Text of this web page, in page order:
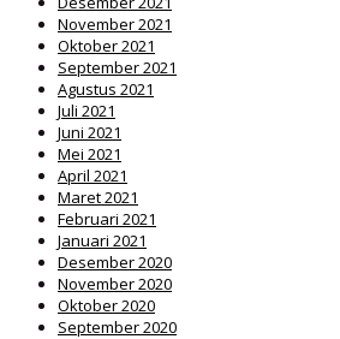
November 2021
Oktober 2021
September 2021
Agustus 2021
Juli 2021
Juni 2021
Mei 2021
April 2021
Maret 2021
Februari 2021
Januari 2021
Desember 2020
November 2020
Oktober 2020
September 2020